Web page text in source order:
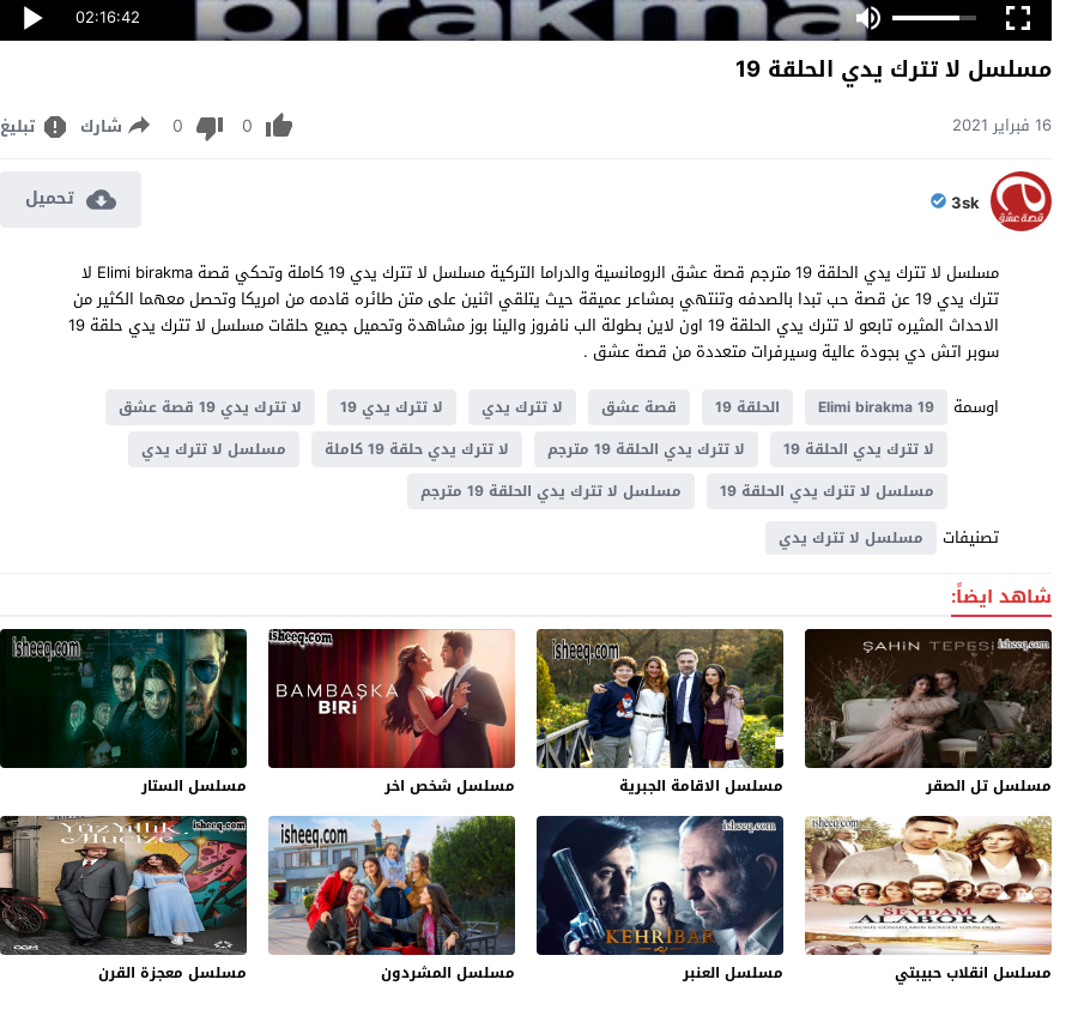
02:16:42
مسلسل لا تترك يدي الحلقة 19
16 فبراير 2021 0
0 شارك تبليغ
3sk تحميل
مسلسل لا تترك يدي الحلقة 19 مترجم قصة عشق الرومانسية والدراما التركية مسلسل لا تترك يدي 19 كاملة وتحكي قصة Elimi birakma لا
تترك يدي 19 عن قصة حب تبدا بالصدفه وتنتهي بمشاعر عميقة حيث يتلقي اثنين على متن طائره قادمه من امريكا وتحصل معهما الكثير من
الاحداث المثيره تابعو لا تترك يدي الحلقة 19 اون لاين بطولة الب نافروز والينا بوز مشاهدة وتحميل جميع حلقات مسلسل لا تترك يدي حلقة 19
سوبر اتش دي بجودة عالية وسيرفرات متعددة من قصة عشق .
اوسمة
Elimi birakma 19 الحلقة 19 قصة عشق لا تترك يدي لا تترك يدي 19
لا تترك يدي 19 قصة عشق
لا تترك يدي الحلقة 19
لا تترك يدي الحلقة 19 مترجم لا تترك يدي حلقة 19 كاملة
مسلسل لا تترك يدي
مسلسل لا تترك يدي الحلقة 19
مسلسل لا تترك يدي الحلقة 19 مترجم
تصنيفات مسلسل لا تترك يدي
شاهد ايضاً:
مسلسل تل الصقر مسلسل الاقامة الجبرية مسلسل شخص اخر مسلسل الستار
مسلسل انقلاب حبيبتي مسلسل العنبر مسلسل المشردون مسلسل معجزة القرن